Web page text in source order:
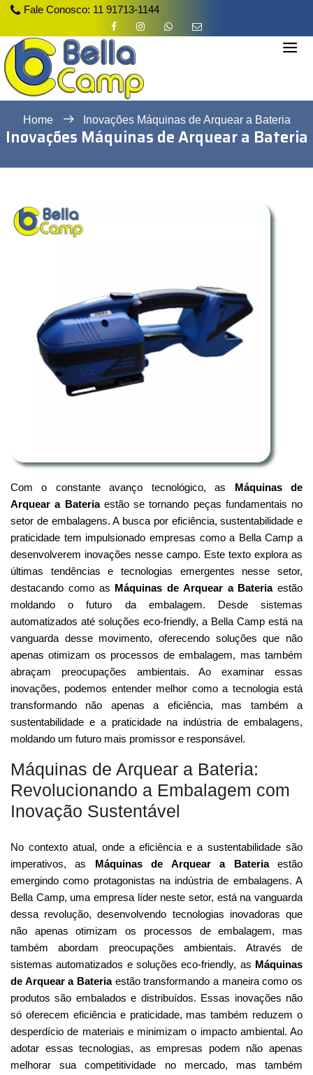
Fale Conosco: 11 91713-1144
Home Inovações Máquinas de Arquear a Bateria
Inovações Máquinas de Arquear a Bateria
Com o constante avanço tecnológico, as Máquinas de
Arquear a Bateriaestão se tornando peças fundamentais no
setor de embalagens. A busca por eficiência, sustentabilidade e
praticidade tem impulsionado empresas como a Bella Camp a
desenvolverem inovações nesse campo. Este texto explora as
últimas tendências e tecnologias emergentes nesse setor,
destacando como as Máquinas de Arquear a Bateriaestão
moldando o futuro da embalagem. Desde sistemas
automatizados até soluções eco-friendly, a Bella Camp está na
vanguarda desse movimento, oferecendo soluções que não
apenas otimizam os processos de embalagem, mas também
abraçam preocupações ambientais. Ao examinar essas
inovações, podemos entender melhor como a tecnologia está
transformando não apenas a eficiência, mas também a
sustentabilidade e a praticidade na indústria de embalagens,
moldando um futuro mais promissor e responsável.
Máquinas de Arquear a Bateria:
Revolucionando a Embalagem com
Inovação Sustentável
No contexto atual, onde a eficiência e a sustentabilidade são
imperativos, as Máquinas de Arquear a Bateriaestão
emergindo como protagonistas na indústria de embalagens. A
Bella Camp, uma empresa líder neste setor, está na vanguarda
dessa revolução, desenvolvendo tecnologias inovadoras que
não apenas otimizam os processos de embalagem, mas
também abordam preocupações ambientais. Através de
sistemas automatizados e soluções eco-friendly, as Máquinas
de Arquear a Bateriaestão transformando a maneira como os
produtos são embalados e distribuídos. Essas inovações não
só oferecem eficiência e praticidade, mas também reduzem o
desperdício de materiais e minimizam o impacto ambiental. Ao
adotar essas tecnologias, as empresas podem não apenas
melhorar sua competitividade no mercado, mas também